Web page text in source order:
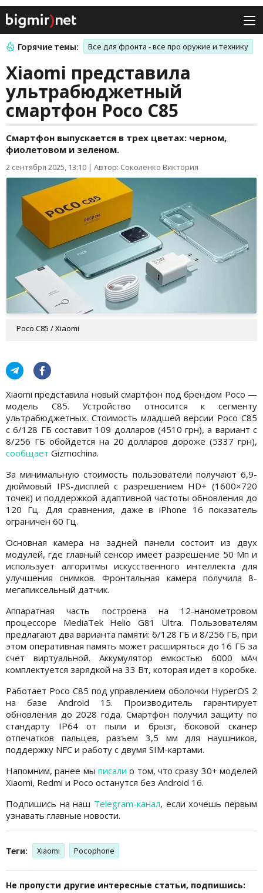
Горячие темы: Все для фронта - все про оружие и технику
Xiaomi представила
ультрабюджетный
смартфон Poco C85
Смартфон выпускается в трех цветах: черном,
фиолетовом и зеленом.
2 сентября 2025, 13:10 | Автор: Соколенко Виктория
Poco C85 / Xiaomi
Xiaomi представила новый смартфон под брендом Poco —
модель C85. Устройство относится к сегменту
ультрабюджетных. Стоимость младшей версии Poco C85
с 6/128 ГБ составит 109 долларов (4510 грн), а вариант с
8/256 ГБ обойдется на 20 долларов дороже (5337 грн),
сообщает Gizmochina.
За минимальную стоимость пользователи получают 6,9-
дюймовый IPS-дисплей с разрешением HD+ (1600×720
точек) и поддержкой адаптивной частоты обновления до
120 Гц. Для сравнения, даже в iPhone 16 показатель
ограничен 60 Гц.
Основная камера на задней панели состоит из двух
модулей, где главный сенсор имеет разрешение 50 Мп и
использует алгоритмы искусственного интеллекта для
улучшения снимков. Фронтальная камера получила 8-
мегапиксельный датчик.
Аппаратная часть построена на 12-нанометровом
процессоре MediaTek Helio G81 Ultra. Пользователям
предлагают два варианта памяти: 6/128 ГБ и 8/256 ГБ, при
этом оперативная память может расширяться до 16 ГБ за
счет виртуальной. Аккумулятор емкостью 6000 мАч
комплектуется зарядкой на 33 Вт, которая идет в коробке.
Работает Poco C85 под управлением оболочки HyperOS 2
на базе Android 15. Производитель гарантирует
обновления до 2028 года. Смартфон получил защиту по
стандарту IP64 от пыли и брызг, боковой сканер
отпечатков пальцев, разъем 3,5 мм для наушников,
поддержку NFC и работу с двумя SIM-картами.
Напомним, ранее мы писали о том, что сразу 30+ моделей
Xiaomi, Redmi и Poco останутся без Android 16.
Подпишись на наш Telegram-канал, если хочешь первым
узнавать главные новости.
Теги: Xiaomi Pocophone
Не пропусти другие интересные статьи, подпишись: